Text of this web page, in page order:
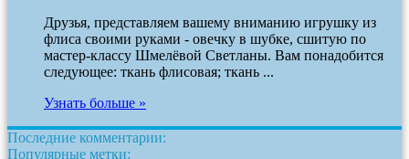
Друзья, представляем вашему вниманию игрушку из
флиса своими руками - овечку в шубке, сшитую по
мастер-классу Шмелёвой Светланы. Вам понадобится
следующее: ткань флисовая; ткань ...
Узнать больше »
Последние комментарии:
Популярные метки: